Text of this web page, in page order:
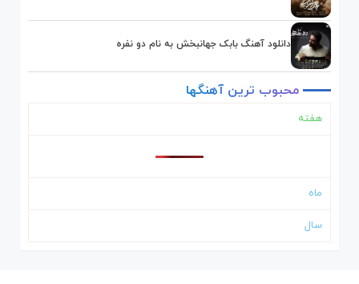
دانلود آهنگ بابک جهانبخش به نام دو نفره
محبوب ترین آهنگها
هفته
ماه
سال